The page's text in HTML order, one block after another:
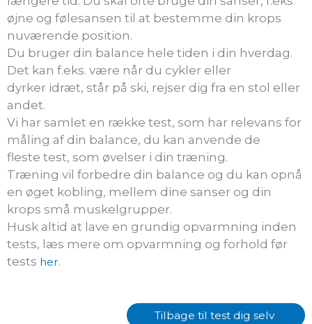
øjne og følesansen til at bestemme din krops
nuværende position.
Du bruger din balance hele tiden i din hverdag.
Det kan f.eks. være når du cykler eller
dyrker idræt, står på ski, rejser dig fra en stol eller
andet.
Vi har samlet en række test, som har relevans for
måling af din balance, du kan anvende de
fleste test, som øvelser i din træning.
Træning vil forbedre din balance og du kan opnå
en øget kobling, mellem dine sanser og din
krops små muskelgrupper.
Husk altid at lave en grundig opvarmning inden
tests, læs mere om opvarmning og forhold før
tests her.
Tilbage til test dig selv